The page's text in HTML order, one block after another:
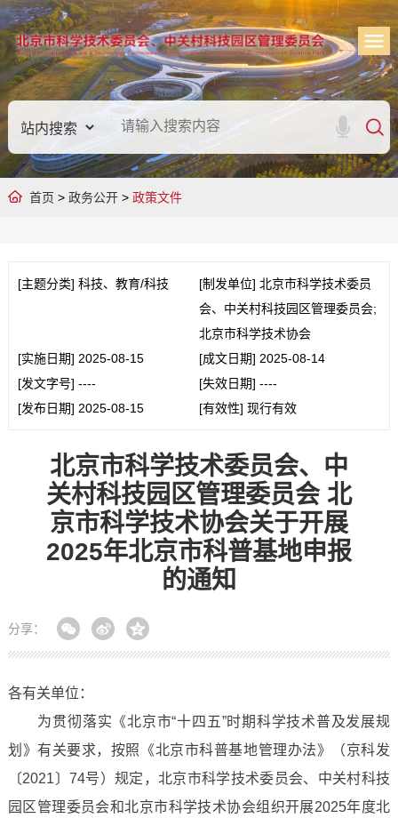
首页 > 政务公开> 政策文件
[主题分类] 科技、教育/科技 [制发单位] 北京市科学技术委员
会、中关村科技园区管理委员会;
北京市科学技术协会
[实施日期] 2025-08-15 [成文日期] 2025-08-14
[发文字号] ---- [失效日期] ----
[发布日期] 2025-08-15 [有效性] 现行有效
北京市科学技术委员会、中
关村科技园区管理委员会 北
京市科学技术协会关于开展
2025年北京市科普基地申报
的通知
分享：
各有关单位：
为贯彻落实《北京市“十四五”时期科学技术普及发展规
划》有关要求，按照《北京市科普基地管理办法》（京科发
〔2021〕74号）规定，北京市科学技术委员会、中关村科技
园区管理委员会和北京市科学技术协会组织开展2025年度北